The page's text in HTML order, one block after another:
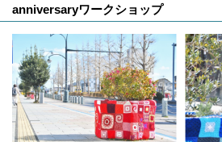
anniversaryワークショップ